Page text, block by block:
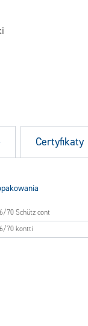
70 Schütz cont
70 kontti
Certyfikaty